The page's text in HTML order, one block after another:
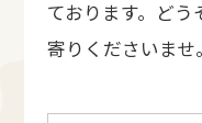
ております。ど
寄りくださいませ。